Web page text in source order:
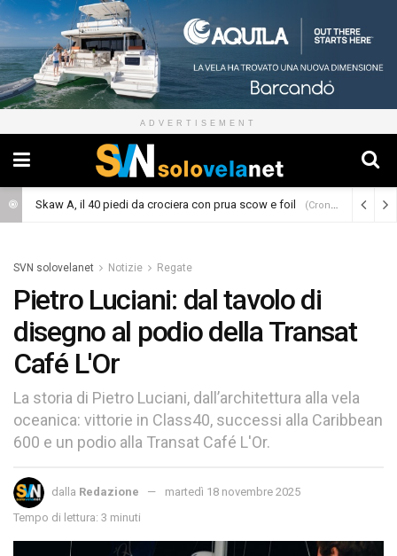
ADVERTISEMENT
Skaw A, il 40 piedi da crociera con prua scow e foil (Cronaca)
SVN solovelanet Notizie Regate
Pietro Luciani: dal tavolo di
disegno al podio della Transat
Café L'Or
La storia di Pietro Luciani, dall’architettura alla vela
oceanica: vittorie in Class40, successi alla Caribbean
600 e un podio alla Transat Café L'Or.
dalla Redazione
martedì 18 novembre 2025
Tempo di lettura: 3 minuti